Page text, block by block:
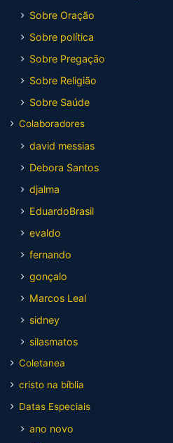
Sobre Oração
Sobre política
Sobre Pregação
Sobre Religião
Sobre Saúde
Colaboradores
david messias
Debora Santos
djalma
EduardoBrasil
evaldo
fernando
gonçalo
Marcos Leal
sidney
silasmatos
Coletanea
cristo na bíblia
Datas Especiais
ano novo